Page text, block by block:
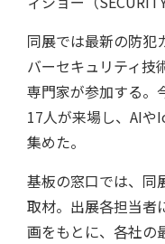
同展では最新の防犯
バーセキュリティ技
専門家が参加する。
17人が来場し、AIや
集めた。
基板の窓口では、同
取材。出展各担当者
画をもとに、各社の